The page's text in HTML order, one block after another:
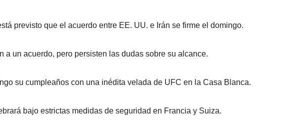
previsto que el acuerdo entre EE. UU. e Irán se firme el domingo.
a un acuerdo, pero persisten las dudas sobre su alcance.
su cumpleaños con una inédita velada de UFC en la Casa Blanca.
bajo estrictas medidas de seguridad en Francia y Suiza.